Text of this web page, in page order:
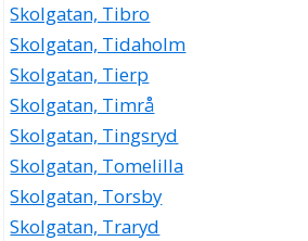
Skolgatan, Tibro
Skolgatan, Tidaholm
Skolgatan, Tierp
Skolgatan, Timrå
Skolgatan, Tingsryd
Skolgatan, Tomelilla
Skolgatan, Torsby
Skolgatan, Traryd